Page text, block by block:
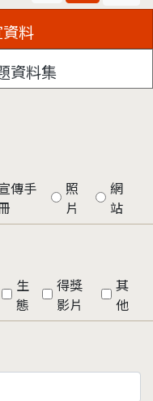
料
資料集
傳手
照
片
網
站
生
態
得獎
影片
其
他